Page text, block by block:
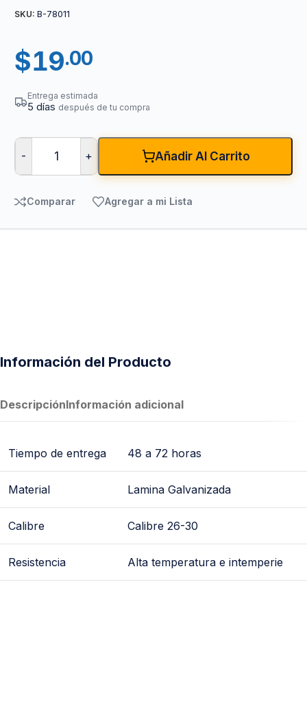
SKU: B-78011
$19.00
Entrega estimada
5 días después de tu compra
- + Añadir Al Carrito
Comparar Agregar a mi Lista
Información del Producto
DescripciónInformación adicional
Tiempo de entrega 48 a 72 horas
Material Lamina Galvanizada
Calibre Calibre 26-30
Resistencia Alta temperatura e intemperie